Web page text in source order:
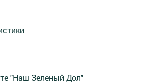
"Наш Зеленый Дол"